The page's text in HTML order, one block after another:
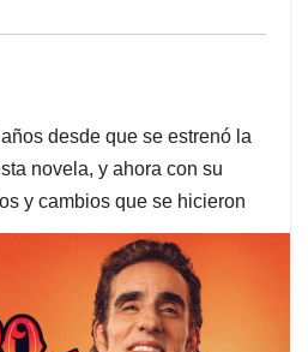
desde que se estrenó la
novela, y ahora con su
y cambios que se hicieron